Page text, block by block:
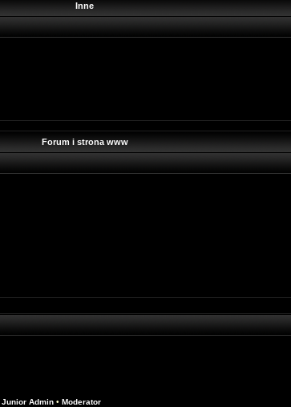
Inne
Forum i strona www
Junior Admin • Moderator